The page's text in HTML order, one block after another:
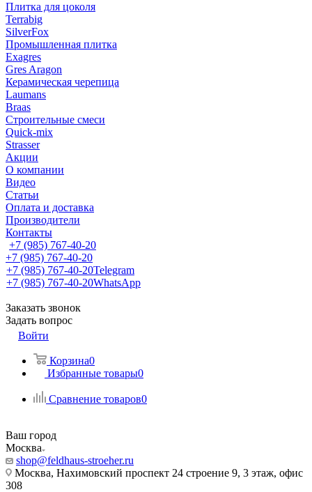
Плитка для цоколя
Terrabig
SilverFox
Промышленная плитка
Exagres
Gres Aragon
Керамическая черепица
Laumans
Braas
Строительные смеси
Quick-mix
Strasser
Акции
О компании
Видео
Статьи
Оплата и доставка
Производители
Контакты
+7 (985) 767-40-20
+7 (985) 767-40-20
+7 (985) 767-40-20Telegram
+7 (985) 767-40-20WhatsApp
Заказать звонок
Задать вопрос
Войти
Корзина0
Избранные товары0
Сравнение товаров0
Ваш город
Москва
shop@feldhaus-stroeher.ru
Москва, Нахимовский проспект 24 строение 9, 3 этаж, офис
308